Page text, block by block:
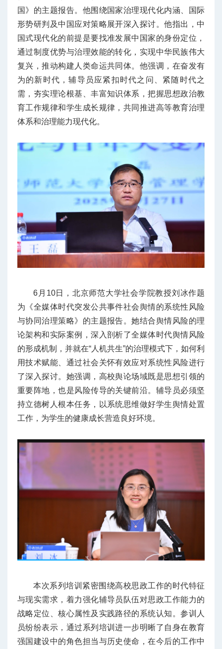
国》的主题报告。他围绕国家治理现代化内涵、国际
形势研判及中国应对策略展开深入探讨。他指出，中
国式现代化的前提是要找准发展中国家的身份定位，
通过制度优势与治理效能的转化，实现中华民族伟大
复兴，推动构建人类命运共同体。他强调，在奋发有
为的新时代，辅导员应紧扣时代之问、紧随时代之
需，夯实理论根基、丰富知识体系，把握思想政治教
育工作规律和学生成长规律，共同推进高等教育治理
体系和治理能力现代化。
6月10日，北京师范大学社会学院教授刘冰作题
为《全媒体时代突发公共事件社会舆情的系统性风险
与协同治理策略》的主题报告。她结合舆情风险的理
论架构和实际案例，深入剖析了全媒体时代舆情风险
的形成机制，并就在“人机共生”的治理模式下，如何利
用技术赋能、通过社会关怀有效应对系统性风险进行
了深入探讨。她强调，高校舆论场域既是思想引领的
重要阵地，也是风险传导的关键前沿。辅导员必须坚
持立德树人根本任务，以系统思维做好学生舆情处置
工作，为学生的健康成长营造良好环境。
本次系列培训紧密围绕高校思政工作的时代特征
与现实需求，着力强化辅导员队伍对思政工作能力的
战略定位、核心属性及实践路径的系统认知。参训人
员纷纷表示，通过系列培训进一步明晰了自身在教育
强国建设中的角色担当与历史使命，在今后的工作中